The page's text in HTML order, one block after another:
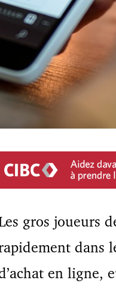
gros joueurs
dans
en ligne,